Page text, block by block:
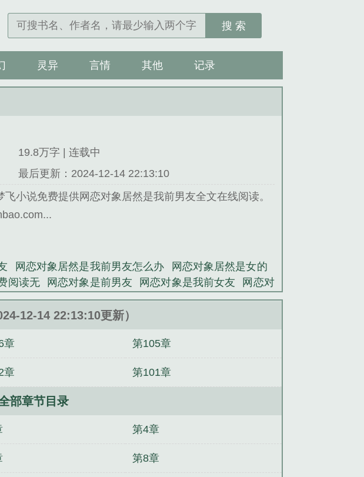
搜 索
灵异 言情 其他 记录
19.8万字 | 连载中
最后更新：2024-12-14 22:13:10
小说免费提供网恋对象居然是我前男友全文在线阅读。
类小说。
网恋对象居然是我前男友怎么办
网恋对象居然是女的
阅读无 网恋对象是前男友 网恋对象是我前女友
网恋对
对象是我前夫 网恋对象居然是我死对头全文免费阅读 网
发现网恋对象是前女友 网恋对象居然是我死对头免费阅
配，但创飞剧情 总裁别虐了，夫人已经签了离婚书
京城权贵库房 （综影视同人）综影视之再世妖妃
12-14 22:13:10更新）
章 第105章
章 第101章
部章节目录
第4章
第8章